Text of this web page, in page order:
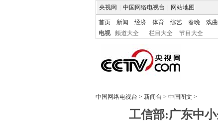
央视网 中国网络电视台 网站地图
首页 新闻 经济 体育 综艺 春晚 戏曲
电视
频道大全 栏目大全 节目大全
中国网络电视台 > 新闻台 > 中国图文 >
工信部:广东中